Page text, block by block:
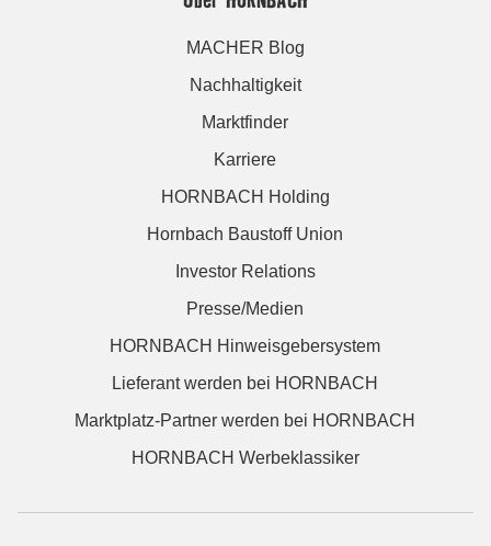
MACHER Blog
Nachhaltigkeit
Marktfinder
Karriere
HORNBACH Holding
Hornbach Baustoff Union
Investor Relations
Presse/Medien
HORNBACH Hinweisgebersystem
Lieferant werden bei HORNBACH
Marktplatz-Partner werden bei HORNBACH
HORNBACH Werbeklassiker